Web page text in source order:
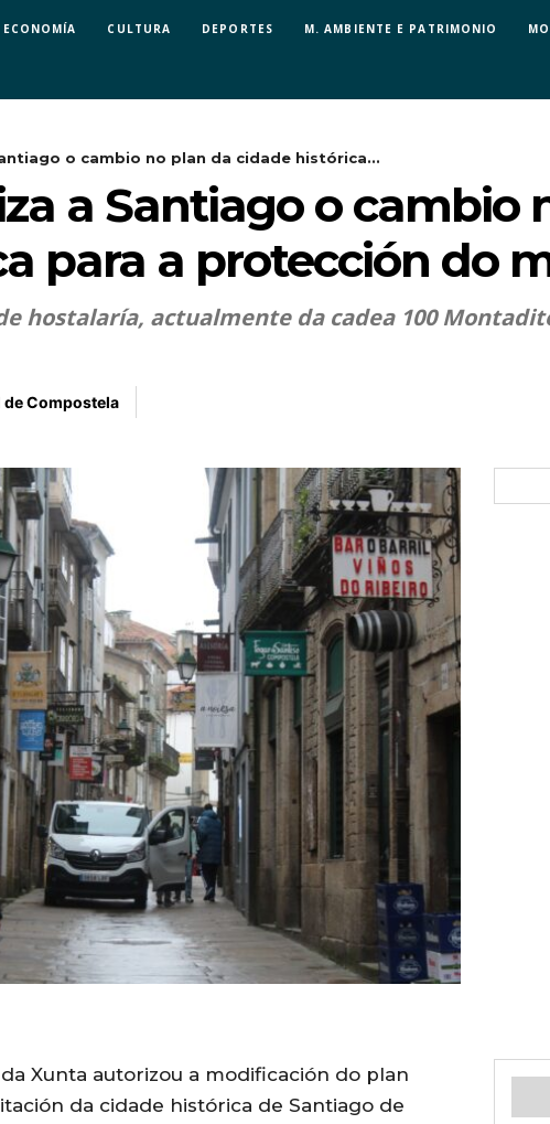
ECONOMÍA CULTURA DEPORTES M. AMBIENTE E PATRIMONIO
o cambio no plan da cidade histórica...
a Santiago o cambio
para a protección do
hostalaría, actualmente da cadea 100
de Compostela
Xunta autorizou a modificación do plan
da cidade histórica de Santiago de